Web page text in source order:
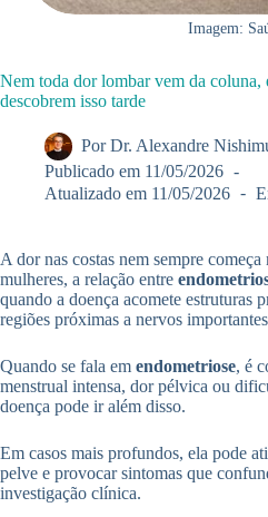
Imagem:
Nem toda dor lombar vem da coluna,
descobrem isso tarde
Por Dr. Alexandre
Publicado em 11/05/2026
Atualizado em 11/05/2026
A dor nas costas nem sempre
mulheres, a relação entre
quando a doença acomete estruturas
regiões próximas a nervos
Quando se fala em endometriose, é
menstrual intensa, dor pélvica ou
doença pode ir além disso.
Em casos mais profundos, ela pode
pelve e provocar sintomas que
investigação clínica.